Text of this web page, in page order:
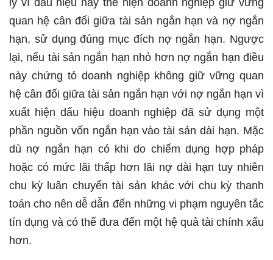
lý vì dấu hiệu này thể hiện doanh nghiệp giữ vững
quan hệ cân đối giữa tài sản ngắn hạn và nợ ngắn
hạn, sử dụng đúng mục đích nợ ngắn hạn. Ngược
lại, nếu tài sản ngắn hạn nhỏ hơn nợ ngắn hạn điều
này chứng tỏ doanh nghiệp không giữ vững quan
hệ cân đối giữa tài sản ngắn hạn với nợ ngắn hạn vì
xuất hiện dấu hiệu doanh nghiệp đã sử dụng một
phần nguồn vốn ngắn hạn vào tài sản dài hạn. Mặc
dù nợ ngắn hạn có khi do chiếm dụng hợp pháp
hoặc có mức lãi thấp hơn lãi nợ dài hạn tuy nhiên
chu kỳ luân chuyển tài sản khác với chu kỳ thanh
toán cho nên dễ dẫn đến những vi phạm nguyên tắc
tín dụng và có thể đưa đến một hệ quả tài chính xấu
hơn.